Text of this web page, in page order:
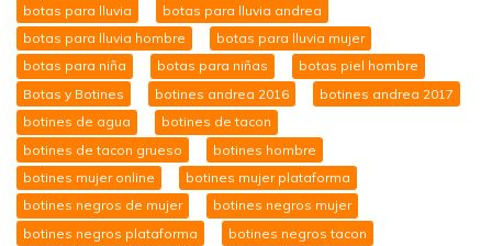
botas para lluvia
botas para lluvia andrea
botas para lluvia hombre
botas para lluvia mujer
botas para niña
botas para niñas
botas piel hombre
Botas y Botines
botines andrea 2016
botines andrea 2017
botines de agua
botines de tacon
botines de tacon grueso
botines hombre
botines mujer online
botines mujer plataforma
botines negros de mujer
botines negros mujer
botines negros plataforma
botines negros tacon